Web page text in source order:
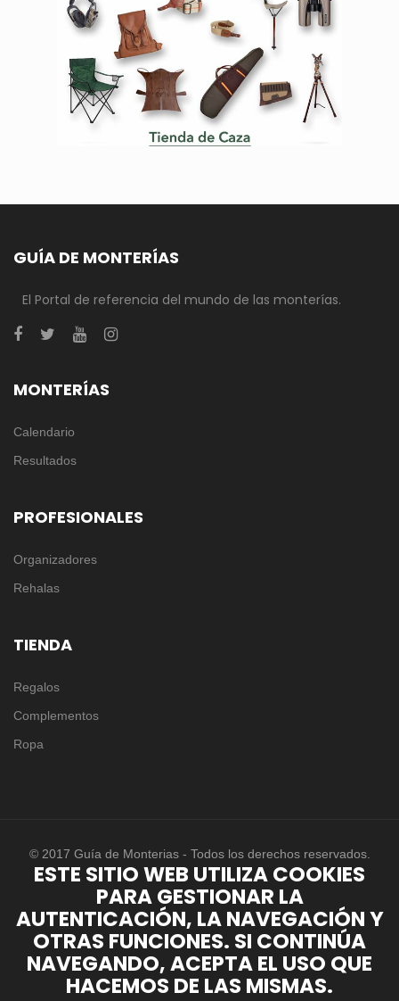
GUÍA DE MONTERÍAS
El Portal de referencia del mundo de las monterías.
MONTERÍAS
Calendario
Resultados
PROFESIONALES
Organizadores
Rehalas
TIENDA
Regalos
Complementos
Ropa
© 2017 Guía de Monterias - Todos los derechos reservados.
ESTE SITIO WEB UTILIZA COOKIES
PARA GESTIONAR LA
AUTENTICACIÓN, LA NAVEGACIÓN Y
OTRAS FUNCIONES. SI CONTINÚA
NAVEGANDO, ACEPTA EL USO QUE
HACEMOS DE LAS MISMAS.